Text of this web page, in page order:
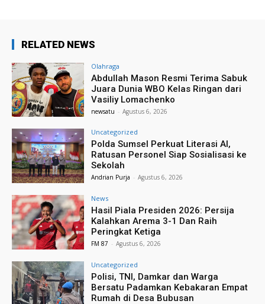
RELATED NEWS
Olahraga
Abdullah Mason Resmi Terima Sabuk
Juara Dunia WBO Kelas Ringan dari
Vasiliy Lomachenko
newsatu - Agustus 6, 2026
Uncategorized
Polda Sumsel Perkuat Literasi AI,
Ratusan Personel Siap Sosialisasi ke
Sekolah
Andrian Purja - Agustus 6, 2026
News
Hasil Piala Presiden 2026: Persija
Kalahkan Arema 3-1 Dan Raih
Peringkat Ketiga
FM 87 - Agustus 6, 2026
Uncategorized
Polisi, TNI, Damkar dan Warga
Bersatu Padamkan Kebakaran Empat
Rumah di Desa Bubusan